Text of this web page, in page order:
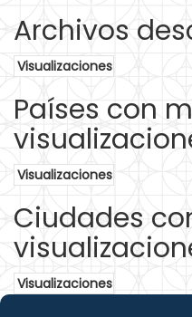
Archivos
Visualizaciones
Países con
Visualizaciones
Ciudades
Visualizaciones